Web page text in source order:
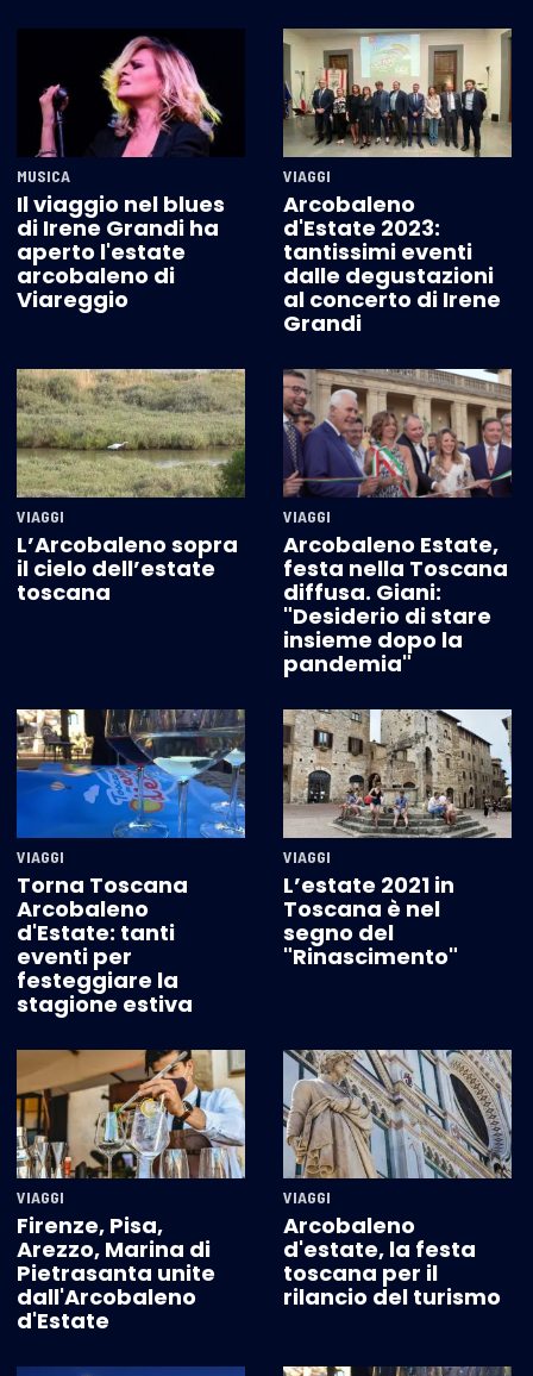
MUSICA
Il viaggio nel blues
di Irene Grandi ha
aperto l'estate
arcobaleno di
Viareggio
VIAGGI
Arcobaleno
d'Estate 2023:
tantissimi eventi
dalle degustazioni
al concerto di Irene
Grandi
VIAGGI
L’Arcobaleno sopra
il cielo dell’estate
toscana
VIAGGI
Arcobaleno Estate,
festa nella Toscana
diffusa. Giani:
"Desiderio di stare
insieme dopo la
pandemia"
VIAGGI
Torna Toscana
Arcobaleno
d'Estate: tanti
eventi per
festeggiare la
stagione estiva
VIAGGI
L’estate 2021 in
Toscana è nel
segno del
"Rinascimento"
VIAGGI
Firenze, Pisa,
Arezzo, Marina di
Pietrasanta unite
dall'Arcobaleno
d'Estate
VIAGGI
Arcobaleno
d'estate, la festa
toscana per il
rilancio del turismo